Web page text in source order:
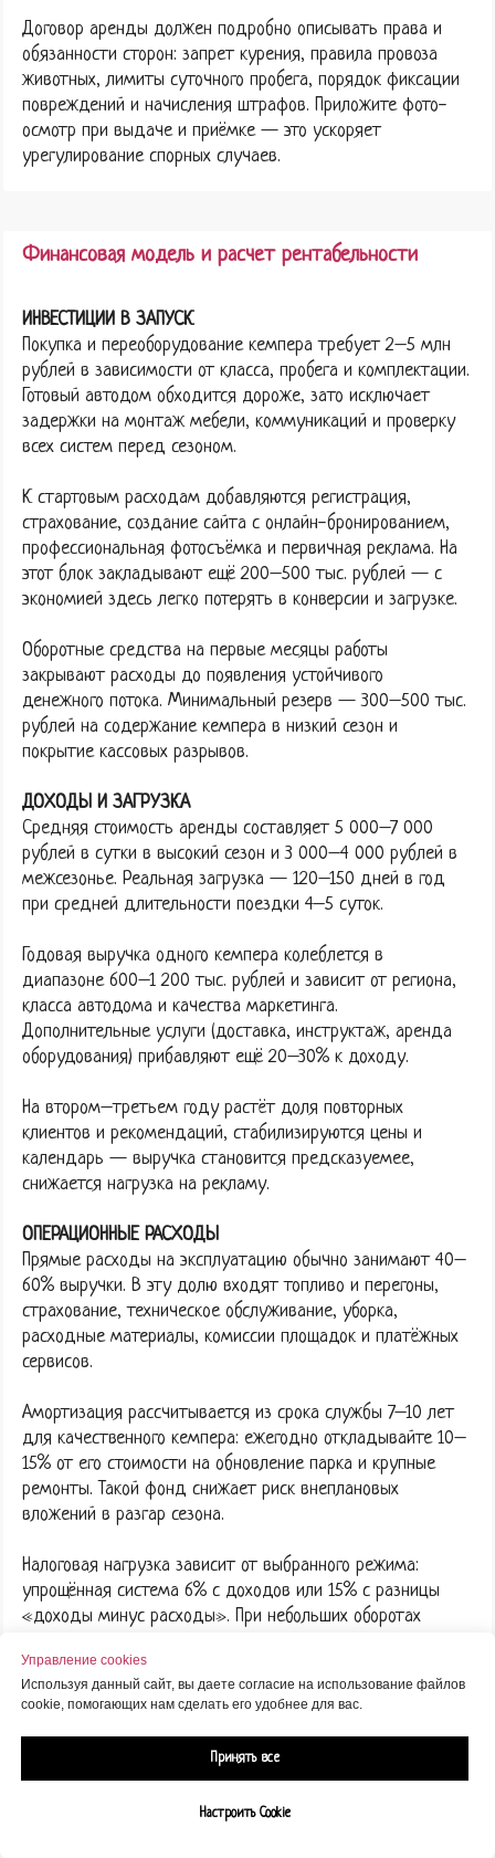
Договор аренды должен подробно описывать права и
обязанности сторон: запрет курения, правила провоза
животных, лимиты суточного пробега, порядок фиксации
повреждений и начисления штрафов. Приложите фото-
осмотр при выдаче и приёмке — это ускоряет
урегулирование спорных случаев.
Финансовая модель и расчет рентабельности
ИНВЕСТИЦИИ В ЗАПУСК
Покупка и переоборудование кемпера требует 2–5 млн
рублей в зависимости от класса, пробега и комплектации.
Готовый автодом обходится дороже, зато исключает
задержки на монтаж мебели, коммуникаций и проверку
всех систем перед сезоном.
К стартовым расходам добавляются регистрация,
страхование, создание сайта с онлайн-бронированием,
профессиональная фотосъёмка и первичная реклама. На
этот блок закладывают ещё 200–500 тыс. рублей — с
экономией здесь легко потерять в конверсии и загрузке.
Оборотные средства на первые месяцы работы
закрывают расходы до появления устойчивого
денежного потока. Минимальный резерв — 300–500 тыс.
рублей на содержание кемпера в низкий сезон и
покрытие кассовых разрывов.
ДОХОДЫ И ЗАГРУЗКА
Средняя стоимость аренды составляет 5 000–7 000
рублей в сутки в высокий сезон и 3 000–4 000 рублей в
межсезонье. Реальная загрузка — 120–150 дней в год
при средней длительности поездки 4–5 суток.
Годовая выручка одного кемпера колеблется в
диапазоне 600–1 200 тыс. рублей и зависит от региона,
класса автодома и качества маркетинга.
Дополнительные услуги (доставка, инструктаж, аренда
оборудования) прибавляют ещё 20–30% к доходу.
На втором–третьем году растёт доля повторных
клиентов и рекомендаций, стабилизируются цены и
календарь — выручка становится предсказуемее,
снижается нагрузка на рекламу.
ОПЕРАЦИОННЫЕ РАСХОДЫ
Прямые расходы на эксплуатацию обычно занимают 40–
60% выручки. В эту долю входят топливо и перегоны,
страхование, техническое обслуживание, уборка,
расходные материалы, комиссии площадок и платёжных
сервисов.
Амортизация рассчитывается из срока службы 7–10 лет
для качественного кемпера: ежегодно откладывайте 10–
15% от его стоимости на обновление парка и крупные
ремонты. Такой фонд снижает риск внеплановых
вложений в разгар сезона.
Налоговая нагрузка зависит от выбранного режима:
упрощённая система 6% с доходов или 15% с разницы
«доходы минус расходы». При небольших оборотах
фиксировать подход к списанию затрат.
ТОЧКА БЕЗУБЫТОЧНОСТИ И РЕНТАБЕЛЬНОСТЬ
Безубыточности достигают при загрузке 80–100 дней в
год — дальше проект начинает покрывать стартовые
запуска и простоя вне летних месяцев, поэтому резерв
Управление cookies
Используя данный сайт, вы даете согласие на использование файлов
cookie, помогающих нам сделать его удобнее для вас.
Принять все
Настроить Cookie